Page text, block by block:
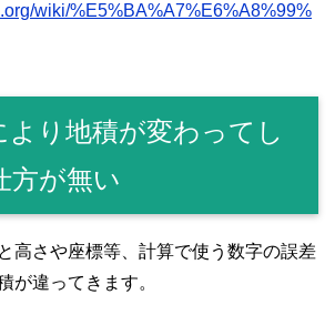
wiki/%E5%BA%A7%E6%A8%99%
より地積が変わってし
方が無い
高さや座標等、計算で使う数字の誤差
が違ってきます。